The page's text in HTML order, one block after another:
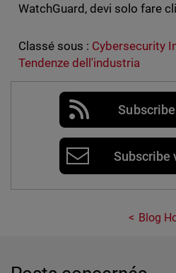
WatchGuard, devi solo fare
Classé sous : Cybersecurity
Tendenze dell'industria
Subscribe
Blog